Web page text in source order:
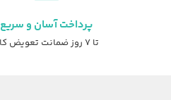
پرداخت آسان و سریع
تا ۷ روز ضمانت تعویض کالا